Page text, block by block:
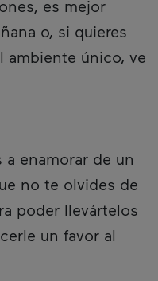
es mejor
o, si quieres
ambiente único, ve
a enamorar de un
no te olvides de
poder llevártelos
un favor al